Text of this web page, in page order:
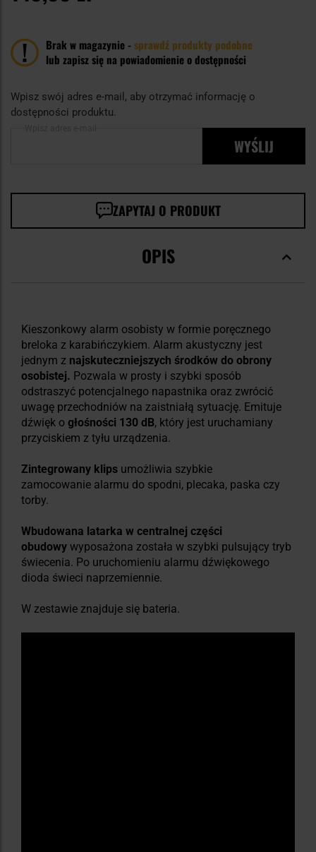
Brak w magazynie -sprawdź produkty podobne
lub zapisz się na powiadomienie o dostępności
Wpisz swój adres e-mail, aby otrzymać informację o
dostępności produktu.
WYŚLIJ
ZAPYTAJ O PRODUKT
OPIS
Kieszonkowy alarm osobisty w formie poręcznego
breloka z karabińczykiem. Alarm akustyczny jest
jednym z najskuteczniejszych środków do obrony
osobistej. Pozwala w prosty i szybki sposób
odstraszyć potencjalnego napastnika oraz zwrócić
uwagę przechodniów na zaistniałą sytuację. Emituje
dźwięk o głośności 130 dB, który jest uruchamiany
przyciskiem z tyłu urządzenia.
Zintegrowany klips umożliwia szybkie
zamocowanie alarmu do spodni, plecaka, paska czy
torby.
Wbudowana latarka w centralnej części
obudowy wyposażona została w szybki pulsujący tryb
świecenia. Po uruchomieniu alarmu dźwiękowego
dioda świeci naprzemiennie.
W zestawie znajduje się bateria.